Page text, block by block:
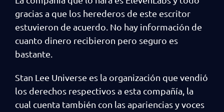
gracias a que los herederos de este escritor
estuvieron de acuerdo. No hay información de
cuanto dinero recibieron pero seguro es
bastante.
Stan Lee Universe es la organización que vendió
los derechos respectivos a esta compañía, la
cual cuenta también con las apariencias y voces